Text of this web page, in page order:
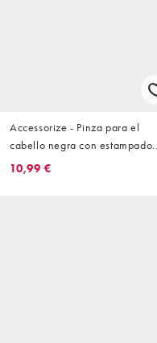
Accessorize - Pinza para el
cabello negra con estampado
monocromático de lunares
10,99 €